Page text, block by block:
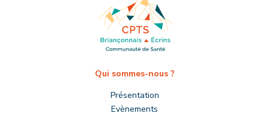
Qui sommes-nous ?
Présentation
Evènements